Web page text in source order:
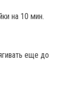
на 10 мин.
еще до